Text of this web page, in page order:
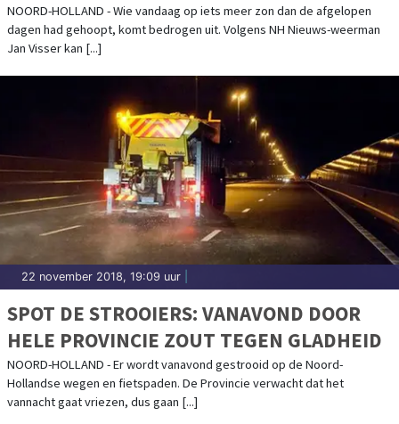
NOORD-HOLLAND - Wie vandaag op iets meer zon dan de afgelopen
dagen had gehoopt, komt bedrogen uit. Volgens NH Nieuws-weerman
Jan Visser kan [...]
22 november 2018, 19:09 uur
SPOT DE STROOIERS: VANAVOND DOOR
HELE PROVINCIE ZOUT TEGEN GLADHEID
NOORD-HOLLAND - Er wordt vanavond gestrooid op de Noord-
Hollandse wegen en fietspaden. De Provincie verwacht dat het
vannacht gaat vriezen, dus gaan [...]